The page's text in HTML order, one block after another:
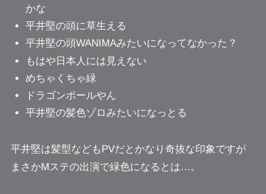
かな
平井堅の頭に草生える
平井堅の頭WANIMAみたいになってなかった？
もはや日本人には見えない
めちゃくちゃ緑
ドラゴンボールやん
平井堅の髪色ゾロみたいになっとる
平井堅は髪型などもPVだとかなり奇抜な印象ですが
まさかMステの出演で緑色になるとは…。